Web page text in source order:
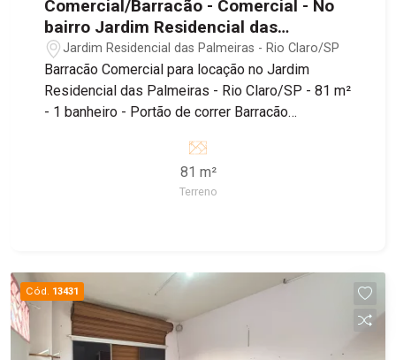
Comercial/Barracão - Comercial - No
bairro Jardim Residencial das
Palmeiras
Jardim Residencial das Palmeiras - Rio Claro/SP
Barracão Comercial para locação no Jardim
Residencial das Palmeiras - Rio Claro/SP - 81 m²
- 1 banheiro - Portão de correr Barracão
Palmeiras, sendo próximo ao Supermercado
Tropical, Padaria Estrela de Ouro e Farmácia
Droga Raia, além de fácil acesso à Estrada dos
81 m²
Terreno
Cód. 13431